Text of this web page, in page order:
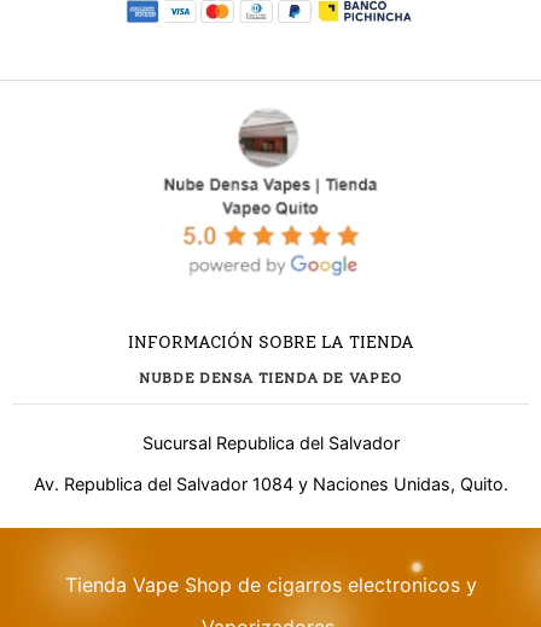
INFORMACIÓN SOBRE LA TIENDA
NUBDE DENSA TIENDA DE VAPEO
Sucursal Republica del Salvador
Av. Republica del Salvador 1084 y Naciones Unidas, Quito.
Tienda Vape Shop de cigarros electronicos y